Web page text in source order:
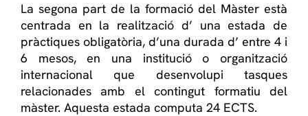
La segona part de la formació del Màster està
centrada en la realització d’ una estada de
pràctiques obligatòria, d’una durada d’ entre 4 i
6 mesos, en una institució o organització
internacional que desenvolupi tasques
relacionades amb el contingut formatiu del
màster. Aquesta estada computa 24 ECTS.